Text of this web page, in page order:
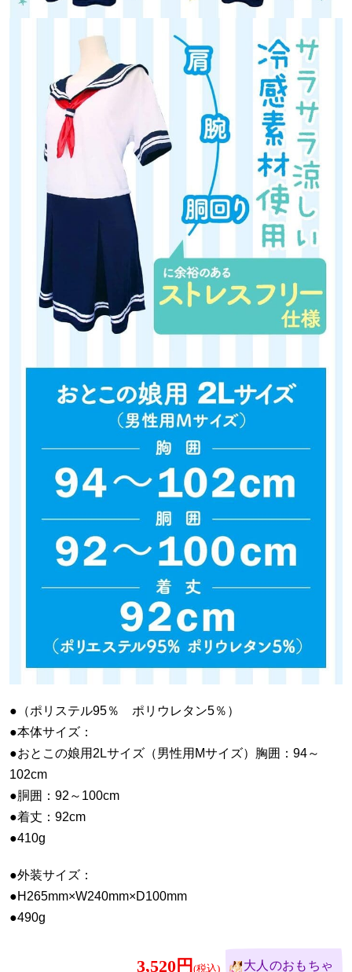
●（ポリステル95％ ポリウレタン5％）
●本体サイズ：
●おとこの娘用2Lサイズ（男性用Mサイズ）胸囲：94～
102cm
●胴囲：92～100cm
●着丈：92cm
●410g
●外装サイズ：
●H265mm×W240mm×D100mm
●490g
3,520円 大人のおもちゃ